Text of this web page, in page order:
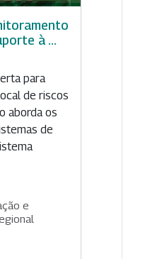
à ...
para
de riscos
aborda os
de
e